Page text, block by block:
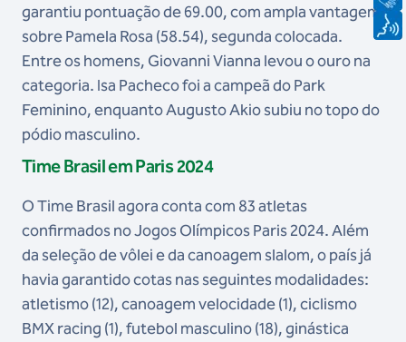
garantiu pontuação de 69.00, com ampla vantagem
sobre Pamela Rosa (58.54), segunda colocada.
Entre os homens, Giovanni Vianna levou o ouro na
categoria. Isa Pacheco foi a campeã do Park
Feminino, enquanto Augusto Akio subiu no topo do
pódio masculino.
Time Brasil em Paris 2024
O Time Brasil agora conta com 83 atletas
confirmados no Jogos Olímpicos Paris 2024. Além
da seleção de vôlei e da canoagem slalom, o país já
havia garantido cotas nas seguintes modalidades:
atletismo (12), canoagem velocidade (1), ciclismo
BMX racing (1), futebol masculino (18), ginástica